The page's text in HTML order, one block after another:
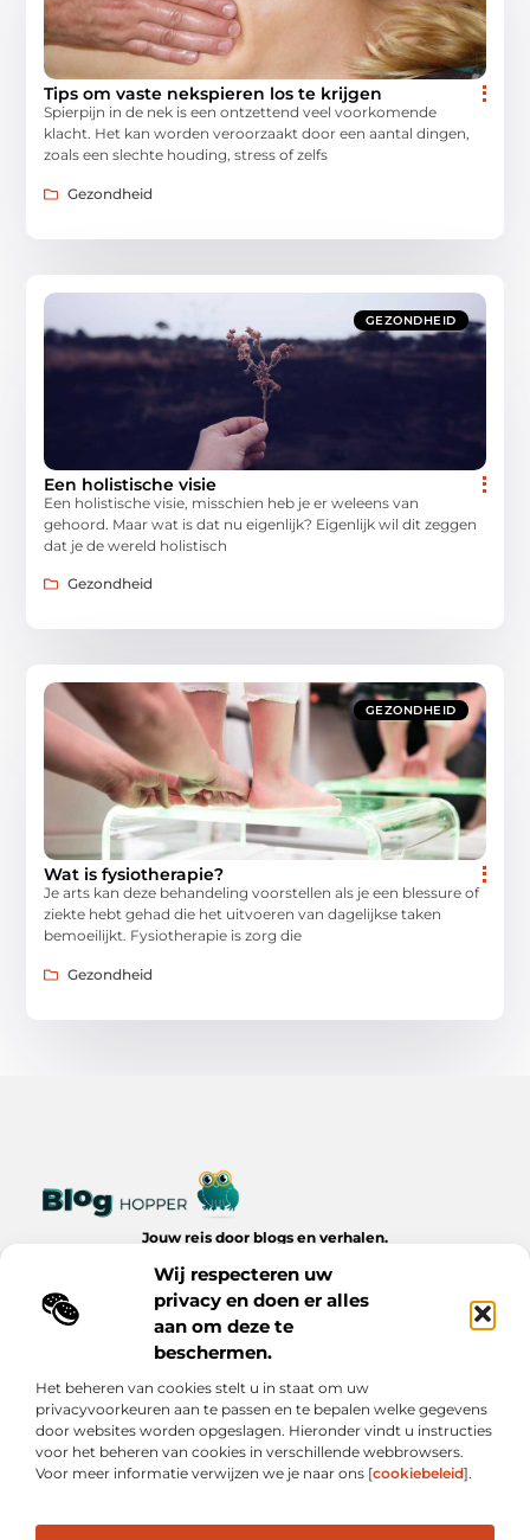
Wij respecteren uw
privacy en doen er alles
aan om deze te
beschermen.
Het beheren van cookies stelt u in staat om uw
privacyvoorkeuren aan te passen en te bepalen welke gegevens
door websites worden opgeslagen. Hieronder vindt u instructies
voor het beheren van cookies in verschillende webbrowsers.
Voor meer informatie verwijzen we je naar ons [cookiebeleid].
Tips om vaste nekspieren los te krijgen
Spierpijn in de nek is een ontzettend veel voorkomende
klacht. Het kan worden veroorzaakt door een aantal dingen,
zoals een slechte houding, stress of zelfs
Gezondheid
GEZONDHEID
Een holistische visie
Een holistische visie, misschien heb je er weleens van
gehoord. Maar wat is dat nu eigenlijk? Eigenlijk wil dit zeggen
dat je de wereld holistisch
Gezondheid
GEZONDHEID
Wat is fysiotherapie?
Je arts kan deze behandeling voorstellen als je een blessure of
ziekte hebt gehad die het uitvoeren van dagelijkse taken
bemoeilijkt. Fysiotherapie is zorg die
Gezondheid
Jouw reis door blogs en verhalen.
dagelijks leven op Bloghopper.nl.
Bericht categorie
Onze informatie